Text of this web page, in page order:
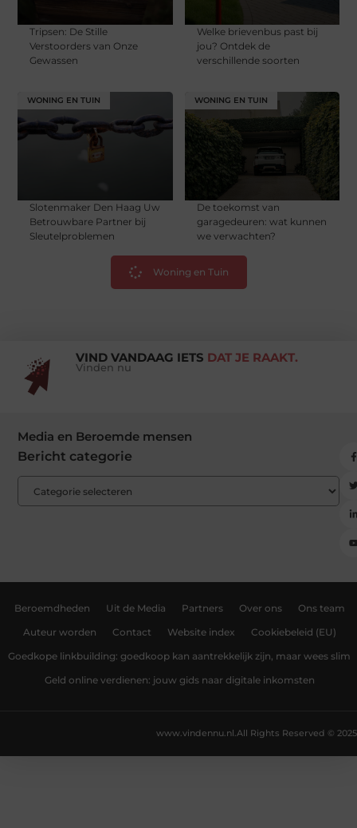
Tripsen: De Stille
Verstoorders van Onze
Gewassen
Welke brievenbus past bij
jou? Ontdek de
verschillende soorten
WONING EN TUIN
Slotenmaker Den Haag Uw
Betrouwbare Partner bij
Sleutelproblemen
WONING EN TUIN
De toekomst van
garagedeuren: wat kunnen
we verwachten?
Woning en Tuin
VIND VANDAAG IETS DAT JE RAAKT.
Vinden nu
Media en Beroemde mensen
Bericht categorie
Beroemdheden Uit de Media Partners Over ons Ons team
Auteur worden Contact Website index Cookiebeleid (EU)
Goedkope linkbuilding: goedkoop kan aantrekkelijk zijn, maar wees slim
Geld online verdienen: jouw gids naar digitale inkomsten
All Rights Reserved © 2025
www.vindennu.nl.